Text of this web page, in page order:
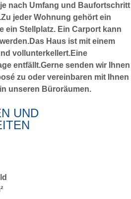
nach Umfang und Baufortschritt
jeder Wohnung gehört ein
ein Stellplatz. Ein Carport kann
Haus ist mit einem
vollunterkellert.Eine
entfällt.Gerne senden wir Ihnen
zu oder vereinbaren mit Ihnen
unseren Büroräumen.
UND